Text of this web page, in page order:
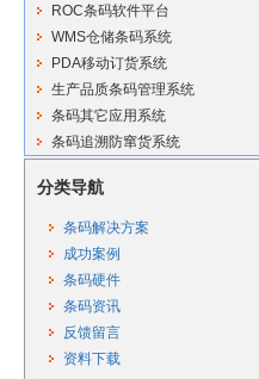
ROC条码软件平台
WMS仓储条码系统
PDA移动订货系统
生产品质条码管理系统
条码其它应用系统
条码追溯防窜货系统
分类导航
条码解决方案
成功案例
条码硬件
条码资讯
反馈留言
资料下载